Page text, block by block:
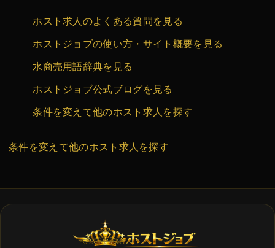
ホスト求人のよくある質問を見る
ホストジョブの使い方・サイト概要を見る
水商売用語辞典を見る
ホストジョブ公式ブログを見る
条件を変えて他のホスト求人を探す
条件を変えて他のホスト求人を探す